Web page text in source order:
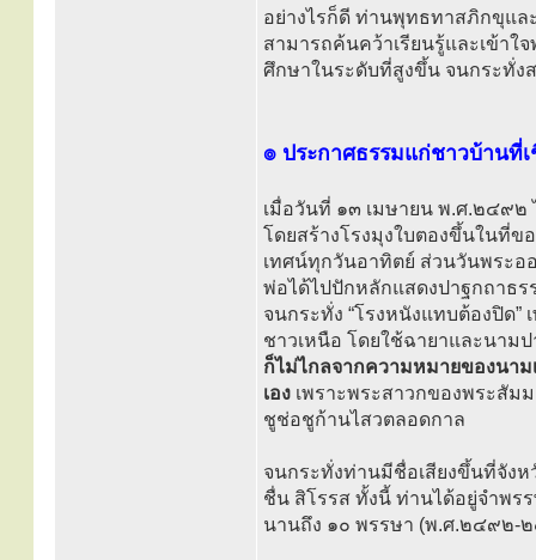
อย่างไรก็ดี ท่านพุทธทาสภิกขุแล
สามารถค้นคว้าเรียนรู้และเข้าใ
ศึกษาในระดับที่สูงขึ้น จนกระทั่ง
๏ ประกาศธรรมแก่ชาวบ้านที่
เมื่อวันที่ ๑๓ เมษายน พ.ศ.๒๔๙๒
โดยสร้างโรงมุงใบตองขึ้นในที่ข
เทศน์ทุกวันอาทิตย์ ส่วนวันพระอ
พ่อได้ไปปักหลักแสดงปาฐกถาธ
จนกระทั่ง “โรงหนังแทบต้องปิด
ชาวเหนือ โดยใช้ฉายาและนาม
ก็ไม่ไกลจากความหมายของนาม
เอง เพราะพระสาวกของพระสั
ชูช่อชูก้านไสวตลอดกาล
จนกระทั่งท่านมีชื่อเสียงขึ้นที่จัง
ชื่น สิโรรส ทั้งนี้ ท่านได้อยู่จำพร
นานถึง ๑๐ พรรษา (พ.ศ.๒๔๙๒-